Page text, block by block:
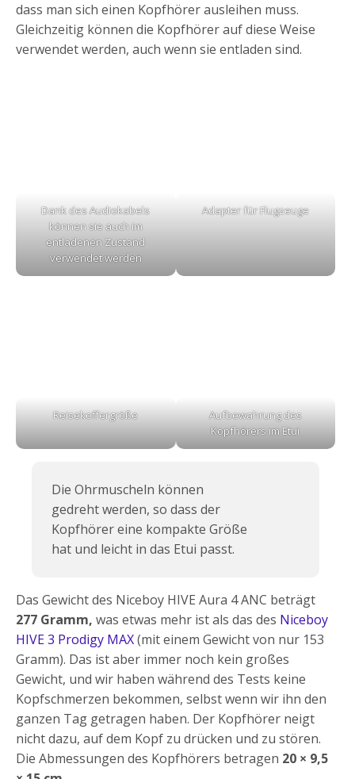
dass man sich einen Kopfhörer ausleihen muss.
Gleichzeitig können die Kopfhörer auf diese Weise
verwendet werden, auch wenn sie entladen sind.
Dank des Audiokabels
können sie auch im
entladenen Zustand
verwendet werden
Adapter für Flugzeuge
Reisekoffergröße
Aufbewahrung des
Kopfhörers im Etui
Die Ohrmuscheln können
gedreht werden, so dass der
Kopfhörer eine kompakte Größe
hat und leicht in das Etui passt.
Das Gewicht des Niceboy HIVE Aura 4 ANC beträgt
277 Gramm, was etwas mehr ist als das des Niceboy
HIVE 3 Prodigy MAX(mit einem Gewicht von nur 153
Gramm). Das ist aber immer noch kein großes
Gewicht, und wir haben während des Tests keine
Kopfschmerzen bekommen, selbst wenn wir ihn den
ganzen Tag getragen haben. Der Kopfhörer neigt
nicht dazu, auf dem Kopf zu drücken und zu stören.
Die Abmessungen des Kopfhörers betragen 20 × 9,5